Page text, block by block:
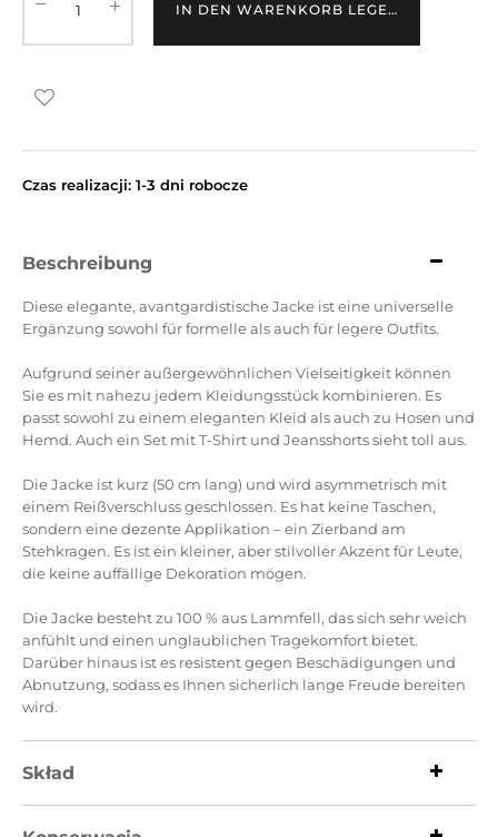
IN DEN WARENKORB LEGEN
Czas realizacji: 1-3 dni robocze
Beschreibung
Diese elegante, avantgardistische Jacke ist eine universelle
Ergänzung sowohl für formelle als auch für legere Outfits.
Aufgrund seiner außergewöhnlichen Vielseitigkeit können
Sie es mit nahezu jedem Kleidungsstück kombinieren. Es
passt sowohl zu einem eleganten Kleid als auch zu Hosen und
Hemd. Auch ein Set mit T-Shirt und Jeansshorts sieht toll aus.
Die Jacke ist kurz (50 cm lang) und wird asymmetrisch mit
einem Reißverschluss geschlossen. Es hat keine Taschen,
sondern eine dezente Applikation – ein Zierband am
Stehkragen. Es ist ein kleiner, aber stilvoller Akzent für Leute,
die keine auffällige Dekoration mögen.
Die Jacke besteht zu 100 % aus Lammfell, das sich sehr weich
anfühlt und einen unglaublichen Tragekomfort bietet.
Darüber hinaus ist es resistent gegen Beschädigungen und
Abnutzung, sodass es Ihnen sicherlich lange Freude bereiten
wird.
Skład